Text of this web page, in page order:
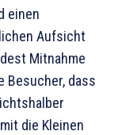
einen
Aufsicht
Mitnahme
Besucher, dass
die Kleinen